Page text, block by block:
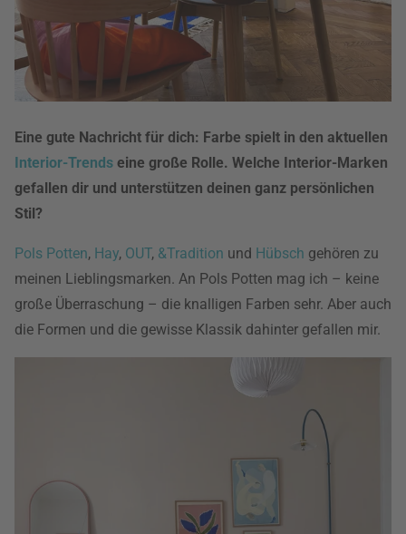
Eine gute Nachricht für dich: Farbe spielt in den aktuellen
Interior-Trends eine große Rolle. Welche Interior-Marken
gefallen dir und unterstützen deinen ganz persönlichen
Stil?
Pols Potten, Hay, OUT, &Tradition und Hübsch gehören zu
meinen Lieblingsmarken. An Pols Potten mag ich – keine
große Überraschung – die knalligen Farben sehr. Aber auch
die Formen und die gewisse Klassik dahinter gefallen mir.